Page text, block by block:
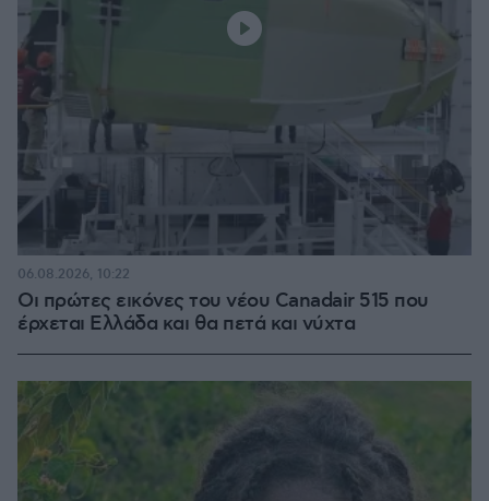
Οι πρώτες εικόνες του νέου Canadair 515 που
έρχεται Ελλάδα και θα πετά και νύχτα
06.08.2026, 10:22